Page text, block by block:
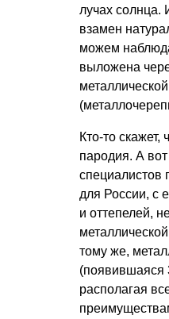
лучах солнца.
взамен
можем
выложена
металлической
Кто-то скажет,
пародия. А
специалистов
для России, с
и оттепелей,
тому же,
(появившаяся
располагая